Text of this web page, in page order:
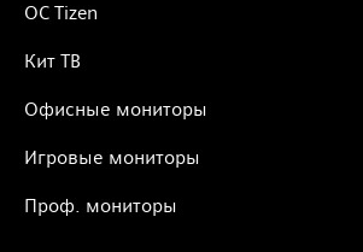
ОС Tizen
Кит ТВ
Офисные мониторы
Игровые мониторы
Проф. мониторы